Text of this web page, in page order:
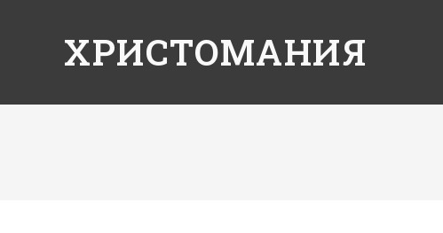
ХРИСТОМАНИЯ